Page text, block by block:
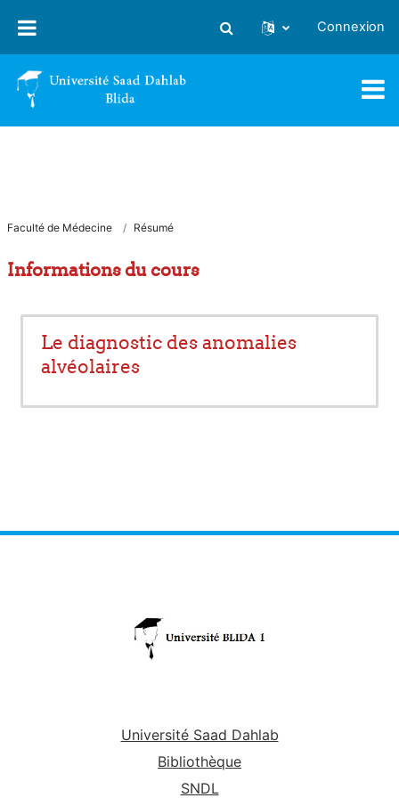
Activer/désactiver la saisie
Connexion
Faculté de Médecine Résumé
Informations du cours
Le diagnostic des anomalies
alvéolaires
Université Saad Dahlab
Bibliothèque
SNDL